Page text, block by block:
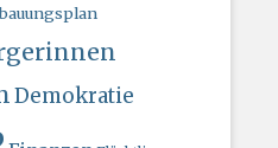
Demokratie